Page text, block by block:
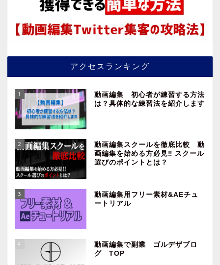
アクセスランキング
1
動画編集 初心者が練習する方法
は？具体的な練習法を紹介します
2
動画編集スクールを徹底比較 動
画編集を始める方必見‼︎ スクール
選びのポイントとは？
3
動画編集用フリー素材&AEチュ
ートリアル
4
動画編集で副業 ゴルデザブロ
グ TOP